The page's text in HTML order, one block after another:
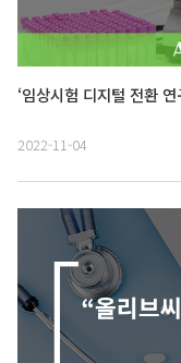
‘임상시험 디지털 전환
2022-11-04